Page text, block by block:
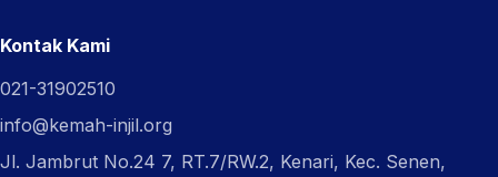
Kontak Kami
021-31902510
info@kemah-injil.org
Jl. Jambrut No.24 7, RT.7/RW.2, Kenari, Kec. Senen,